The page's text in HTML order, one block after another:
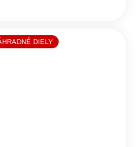
DIELY